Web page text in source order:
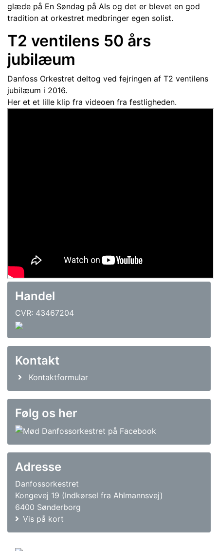
glæde på En Søndag på Als og det er blevet en god
tradition at orkestret medbringer egen solist.
T2 ventilens 50 års
jubilæum
Danfoss Orkestret deltog ved fejringen af T2 ventilens
jubilæum i 2016.
Her et et lille klip fra videoen fra festligheden.
Handel
CVR: 43467204
Kontakt
Kontaktformular
Følg os her
Adresse
Danfossorkestret
Kongevej 19 (Indkørsel fra Ahlmannsvej)
6400 Sønderborg
Vis på kort